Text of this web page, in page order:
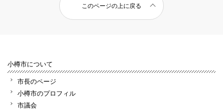
このページの上に戻る
小樽市について
市長のページ
小樽市のプロフィル
市議会